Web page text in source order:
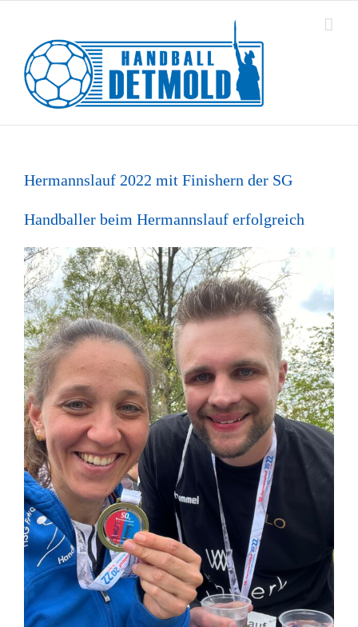
springen
Hermannslauf 2022 mit Finishern der SG
Handballer beim Hermannslauf erfolgreich